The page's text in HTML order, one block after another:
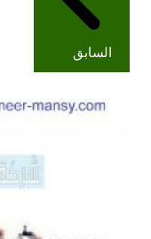
السابق